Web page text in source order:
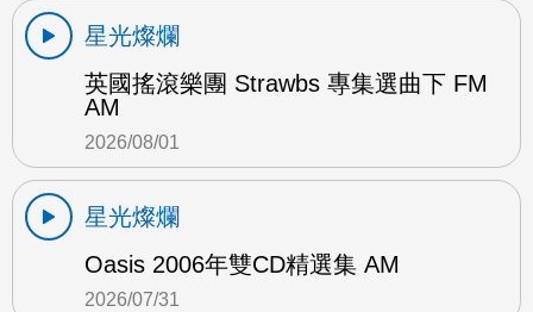
星光燦爛
英國搖滾樂團 Strawbs 專集選曲下 FM
AM
2026/08/01
星光燦爛
Oasis 2006年雙CD精選集 AM
2026/07/31